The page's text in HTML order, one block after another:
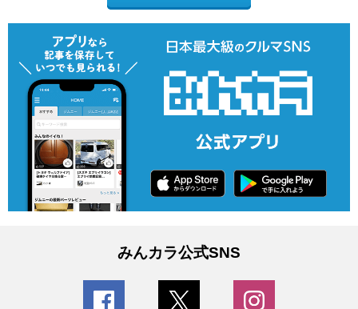
みんカラ公式SNS